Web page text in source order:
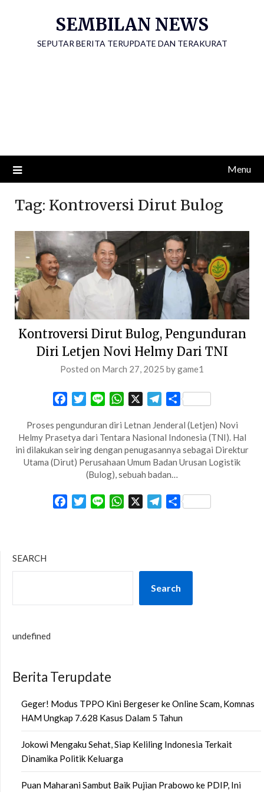
SEMBILAN NEWS
SEPUTAR BERITA TERUPDATE DAN TERAKURAT
Menu
Tag: Kontroversi Dirut Bulog
Kontroversi Dirut Bulog, Pengunduran
Diri Letjen Novi Helmy Dari TNI
Posted on March 27, 2025 bygame1
FacebookTwitterLine WhatsApp Telegram
Share
Proses pengunduran diri Letnan Jenderal (Letjen) Novi
Helmy Prasetya dari Tentara Nasional Indonesia (TNI). Hal
ini dilakukan seiring dengan penugasannya sebagai Direktur
Utama (Dirut) Perusahaan Umum Badan Urusan Logistik
(Bulog), sebuah badan…
FacebookTwitterLine WhatsApp Telegram
Share
SEARCH
Search
undefined
Berita Terupdate
Geger! Modus TPPO Kini Bergeser ke Online Scam, Komnas
HAM Ungkap 7.628 Kasus Dalam 5 Tahun
Jokowi Mengaku Sehat, Siap Keliling Indonesia Terkait
Dinamika Politik Keluarga
Puan Maharani Sambut Baik Pujian Prabowo ke PDIP, Ini